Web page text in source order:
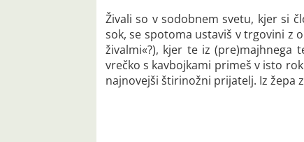
Živali so v sodobnem svetu, kjer si
sok, se spotoma ustaviš v trgovini z
živalmi«?), kjer te iz
vrečko s kavbojkami primeš v isto
najnovejši štirinožni prijatelj. Iz žepa